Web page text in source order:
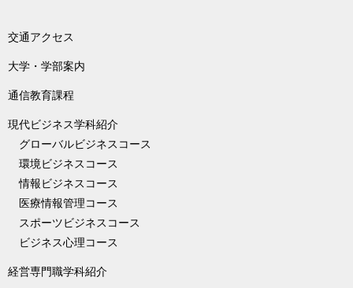
交通アクセス
大学・学部案内
通信教育課程
現代ビジネス学科紹介
グローバルビジネスコース
環境ビジネスコース
情報ビジネスコース
医療情報管理コース
スポーツビジネスコース
ビジネス心理コース
経営専門職学科紹介